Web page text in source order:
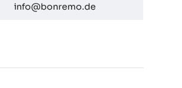
info@bonremo.de